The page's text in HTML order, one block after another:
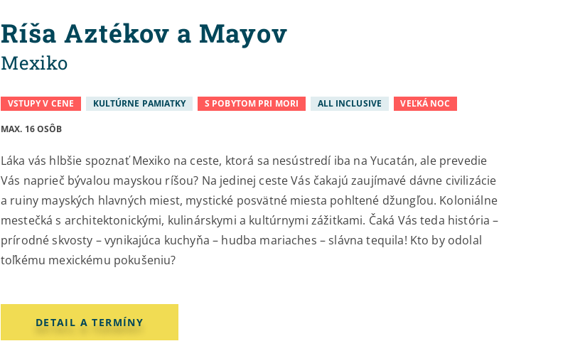
Ríša Aztékov a Mayov
Mexiko
VSTUPY V CENE KULTÚRNE PAMIATKY S POBYTOM PRI MORI ALL INCLUSIVE VEĽKÁ NOC
MAX. 16 OSÔB
Láka vás hlbšie spoznať Mexiko na ceste, ktorá sa nesústredí iba na Yucatán, ale prevedie
Vás naprieč bývalou mayskou ríšou? Na jedinej ceste Vás čakajú zaujímavé dávne civilizácie
a ruiny mayských hlavných miest, mystické posvätné miesta pohltené džungľou. Koloniálne
mestečká s architektonickými, kulinárskymi a kultúrnymi zážitkami. Čaká Vás teda história –
prírodné skvosty – vynikajúca kuchyňa – hudba mariaches – slávna tequila! Kto by odolal
toľkému mexickému pokušeniu?
DETAIL A TERMÍNY